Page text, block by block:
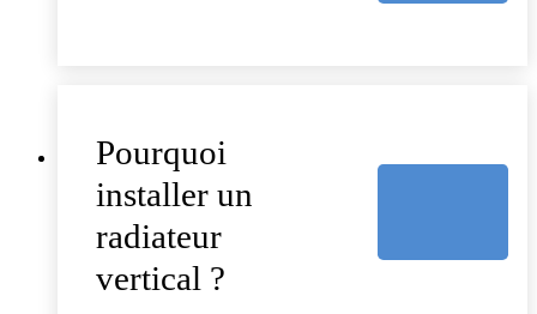
Pourquoi
installer un
radiateur
vertical ?